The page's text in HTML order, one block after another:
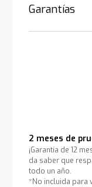
Garantías
2 meses de
¡Garantía de 12
da saber que
todo un año.
*No incluida para